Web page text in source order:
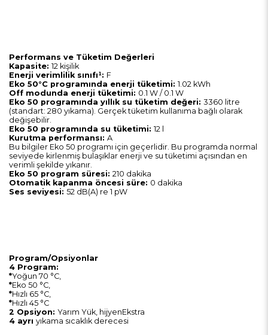
Performans ve Tüketim Değerleri
Kapasite: 12 kişilik
Enerji verimlilik sınıfı¹: F
Eko 50°C programında enerji tüketimi: 1.02 kWh
Off modunda enerji tüketimi: 0.1 W / 0.1 W
​Eko 50 programında yıllık su tüketim değeri: 3360 litre
(standart: 280 yıkama). Gerçek tüketim kullanıma bağlı olarak
değişebilir.
Eko 50 programında su tüketimi: 12 l
Kurutma performansı: A
Bu bilgiler ​Eko 50 programı için geçerlidir. Bu programda normal
seviyede kirlenmiş bulaşıklar enerji ve su tüketimi açısından en
verimli şekilde yıkanır.
Eko 50 program süresi: 210 dakika
Otomatik kapanma öncesi süre: 0 dakika
Ses seviyesi: 52 dB(A) re 1 pW
Program/Opsiyonlar
4 Program:
*Yoğun 70 °C,
*Eko 50 °C,
*Hızlı 65 °C,
*Hızlı 45 °C
2 Opsiyon: Yarım Yük, hijyenEkstra
4 ayrı yıkama sıcaklık derecesi